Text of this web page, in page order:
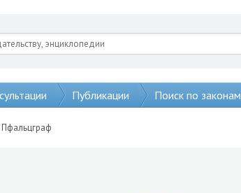
Публикации Поиск по законам
Пфальцграф